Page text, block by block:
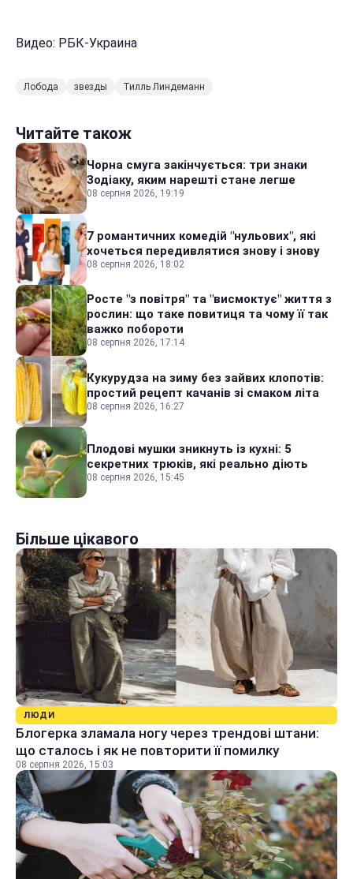
Видео: РБК-Украина
Лобода звезды Тилль Линдеманн
Читайте також
Чорна смуга закінчується: три знаки
Зодіаку, яким нарешті стане легше
08 серпня 2026, 19:19
7 романтичних комедій "нульових", які
хочеться передивлятися знову і знову
08 серпня 2026, 18:02
Росте "з повітря" та "висмоктує" життя з
рослин: що таке повитиця та чому її так
важко побороти
08 серпня 2026, 17:14
Кукурудза на зиму без зайвих клопотів:
простий рецепт качанів зі смаком літа
08 серпня 2026, 16:27
Плодові мушки зникнуть із кухні: 5
секретних трюків, які реально діють
08 серпня 2026, 15:45
Більше цікавого
ЛЮДИ
Блогерка зламала ногу через трендові штани:
що сталось і як не повторити її помилку
08 серпня 2026, 15:03